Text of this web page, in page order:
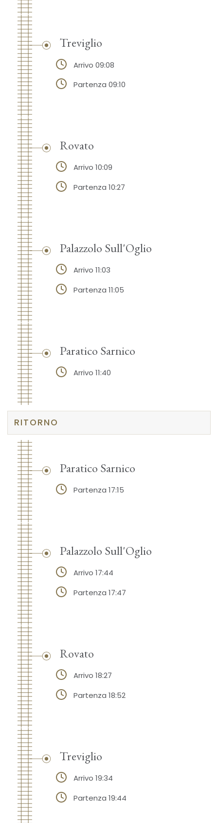
Treviglio
Arrivo 09:08
Partenza 09:10
Rovato
Arrivo 10:09
Partenza 10:27
Palazzolo Sull'Oglio
Arrivo 11:03
Partenza 11:05
Paratico Sarnico
Arrivo 11:40
RITORNO
Paratico Sarnico
Partenza 17:15
Palazzolo Sull'Oglio
Arrivo 17:44
Partenza 17:47
Rovato
Arrivo 18:27
Partenza 18:52
Treviglio
Arrivo 19:34
Partenza 19:44